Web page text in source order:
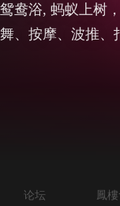
鸳鸯浴, 蚂蚁上树
舞、按摩、波推、
论坛 鳳